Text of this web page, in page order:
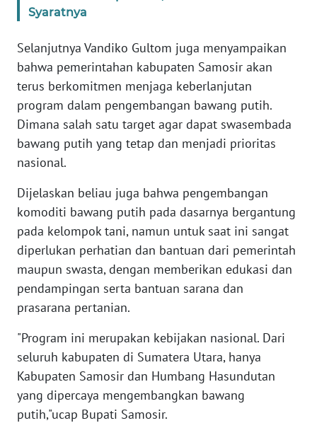
Syaratnya
Selanjutnya Vandiko Gultom juga menyampaikan
bahwa pemerintahan kabupaten Samosir akan
terus berkomitmen menjaga keberlanjutan
program dalam pengembangan bawang putih.
Dimana salah satu target agar dapat swasembada
bawang putih yang tetap dan menjadi prioritas
nasional.
Dijelaskan beliau juga bahwa pengembangan
komoditi bawang putih pada dasarnya bergantung
pada kelompok tani, namun untuk saat ini sangat
diperlukan perhatian dan bantuan dari pemerintah
maupun swasta, dengan memberikan edukasi dan
pendampingan serta bantuan sarana dan
prasarana pertanian.
"Program ini merupakan kebijakan nasional. Dari
seluruh kabupaten di Sumatera Utara, hanya
Kabupaten Samosir dan Humbang Hasundutan
yang dipercaya mengembangkan bawang
putih,"ucap Bupati Samosir.
WN
WN
GORONTALO
SULUT
WN
MALUT
WN
DAIRI
DANAU
TOBA
WN
NIAS